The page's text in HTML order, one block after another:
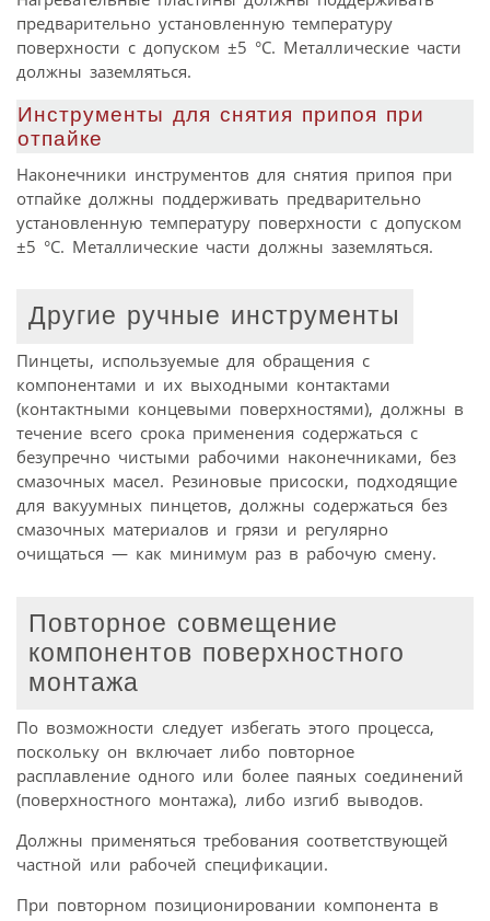
предварительно установленную температуру
поверхности с допуском ±5 °С. Металлические части
должны заземляться.
Инструменты для снятия припоя при
отпайке
Наконечники инструментов для снятия припоя при
отпайке должны поддерживать предварительно
установленную температуру поверхности с допуском
±5 °С. Металлические части должны заземляться.
Другие ручные инструменты
Пинцеты, используемые для обращения с
компонентами и их выходными контактами
(контактными концевыми поверхностями), должны в
течение всего срока применения содержаться с
безупречно чистыми рабочими наконечниками, без
смазочных масел. Резиновые присоски, подходящие
для вакуумных пинцетов, должны содержаться без
смазочных материалов и грязи и регулярно
очищаться — как минимум раз в рабочую смену.
Повторное совмещение
компонентов поверхностного
монтажа
По возможности следует избегать этого процесса,
поскольку он включает либо повторное
расплавление одного или более паяных соединений
(поверхностного монтажа), либо изгиб выводов.
Должны применяться требования соответствующей
частной или рабочей спецификации.
При повторном позиционировании компонента в